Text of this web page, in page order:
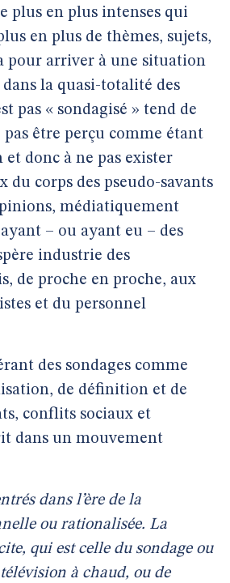
plus en plus intenses qui
en plus de thèmes, sujets,
pour arriver à une situation
la quasi-totalité des
pas « sondagisé » tend de
pas être perçu comme étant
et donc à ne pas exister
du corps des pseudo-savants
médiatiquement
– ou ayant eu – des
industrie des
de proche en proche, aux
et du personnel
des sondages comme
de définition et de
conflits sociaux et
dans un mouvement
dans l’ère de la
ou rationalisée. La
qui est celle du sondage ou
à chaud, ou de